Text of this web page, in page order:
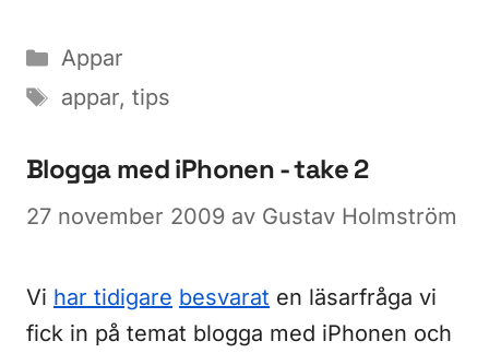
Kategorier
Appar
Etiketter
appar, tips
Blogga med iPhonen - take 2
27 november 2009 av Gustav Holmström
Vi har tidigare besvarat en läsarfråga vi
fick in på temat blogga med iPhonen och